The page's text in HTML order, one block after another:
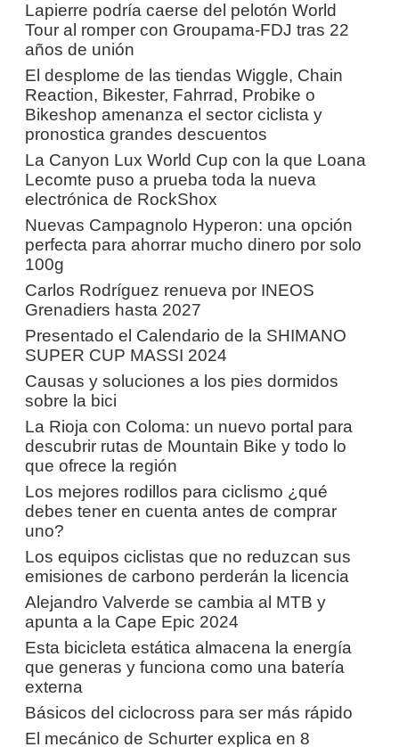
Lapierre podría caerse del pelotón World
Tour al romper con Groupama-FDJ tras 22
años de unión
El desplome de las tiendas Wiggle, Chain
Reaction, Bikester, Fahrrad, Probike o
Bikeshop amenanza el sector ciclista y
pronostica grandes descuentos
La Canyon Lux World Cup con la que Loana
Lecomte puso a prueba toda la nueva
electrónica de RockShox
Nuevas Campagnolo Hyperon: una opción
perfecta para ahorrar mucho dinero por solo
100g
Carlos Rodríguez renueva por INEOS
Grenadiers hasta 2027
Presentado el Calendario de la SHIMANO
SUPER CUP MASSI 2024
Causas y soluciones a los pies dormidos
sobre la bici
La Rioja con Coloma: un nuevo portal para
descubrir rutas de Mountain Bike y todo lo
que ofrece la región
Los mejores rodillos para ciclismo ¿qué
debes tener en cuenta antes de comprar
uno?
Los equipos ciclistas que no reduzcan sus
emisiones de carbono perderán la licencia
Alejandro Valverde se cambia al MTB y
apunta a la Cape Epic 2024
Esta bicicleta estática almacena la energía
que generas y funciona como una batería
externa
Básicos del ciclocross para ser más rápido
El mecánico de Schurter explica en 8